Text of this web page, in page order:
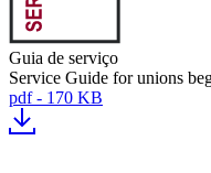
Guia de serviço
Service Guide for unions
pdf - 170 KB